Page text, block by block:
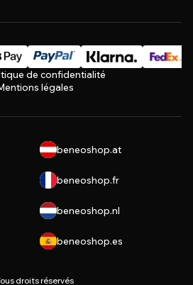
de confidentialité
légales
beneoshop.at
beneoshop.fr
beneoshop.nl
beneoshop.es
droits réservés